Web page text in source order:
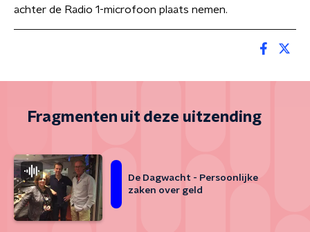
achter de Radio 1-microfoon plaats nemen.
Fragmenten uit deze uitzending
De Dagwacht - Persoonlijke
zaken over geld